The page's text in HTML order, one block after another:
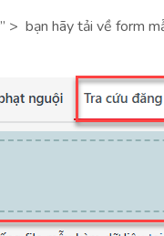
” > bạn hãy tải về form